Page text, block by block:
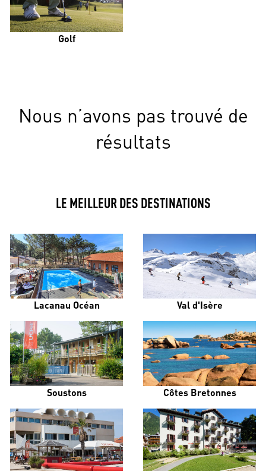
Golf
Nous n’avons pas trouvé de
résultats
LE MEILLEUR DES DESTINATIONS
Lacanau Océan Val d'Isère
Soustons Côtes Bretonnes